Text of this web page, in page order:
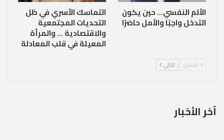
الألم النفسي… حين يكون
التدخل واجبًا والأمل حاضرًا
التماسك الأسري في ظل
التحديات المجتمعية
والاقتصادية … والمرأة
المعيلة في قلب المعادلة
السابق التالي
آخر الأخبار